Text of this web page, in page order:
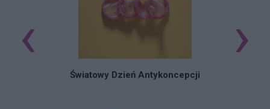
Światowy Dzień Antykoncepcji
‹ ›